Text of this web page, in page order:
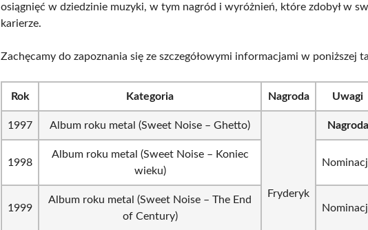
osiągnięć w dziedzinie muzyki, w tym nagród i wyróżnień, które zdobył w
karierze.
Zachęcamy do zapoznania się ze szczegółowymi informacjami w poniższej
Rok Kategoria Nagroda Uwagi
1997 Album roku metal (Sweet Noise – Ghetto)
Fryderyk
Nagroda
1998
Album roku metal (Sweet Noise – Koniec
wieku)
1999
Album roku metal (Sweet Noise – The End
of Century)